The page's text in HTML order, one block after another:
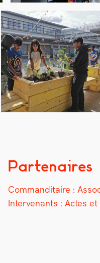
Partenaires
Com­man­di­taire :
Inter­venants : Actes et